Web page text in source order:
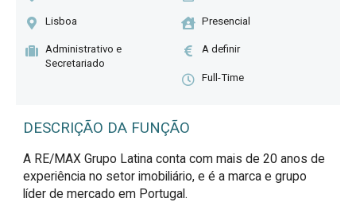
Lisboa Presencial
Administrativo e
Secretariado
A definir
Full-Time
DESCRIÇÃO DA FUNÇÃO
A RE/MAX Grupo Latina conta com mais de 20 anos de
experiência no setor imobiliário, e é a marca e grupo
líder de mercado em Portugal.